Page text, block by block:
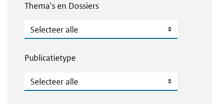
Thema's en Dossiers
Thema's en Dossiers
Publicatietype
Publicatietype